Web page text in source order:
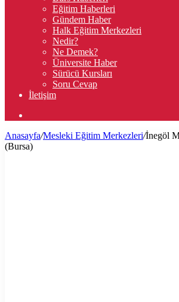
Eğitim Haberleri
Gündem Haber
Halk Eğitim Merkezleri
Nedir?
Ne Demek?
Üniversite Haber
Sürücü Kursları
Soru Cevap
İletişim
...
Anasayfa/Mesleki Eğitim Merkezleri/İnegöl
(Bursa)